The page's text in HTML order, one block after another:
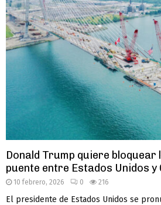
Donald Trump quiere
puente entre Estados Unidos y
10 febrero, 2026 0 216
El presidente de Estados Unidos se